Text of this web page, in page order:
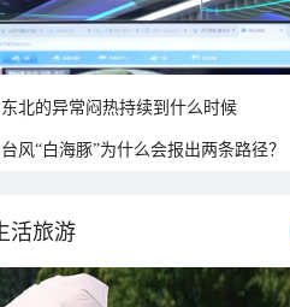
东北的异常闷热持续到什么时候
台风“白海豚”为什么会报出两条路径？
活旅游